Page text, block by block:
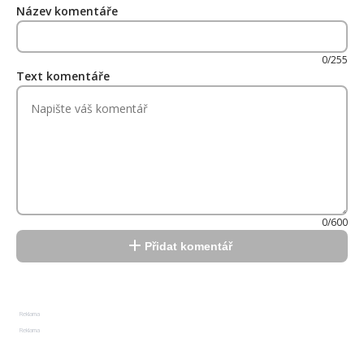
Název komentáře
0/255
Text komentáře
0/600
Přidat komentář
Reklama
Reklama